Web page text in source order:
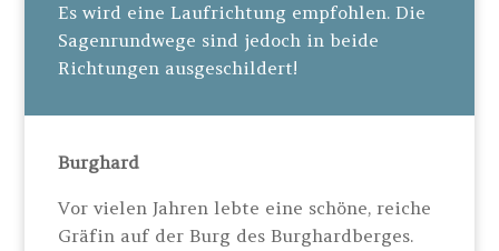
Es wird eine Laufrichtung empfohlen. Die
Sagenrundwege sind jedoch in beide
Richtungen ausgeschildert!
Burghard
Vor vielen Jahren lebte eine schöne, reiche
Gräfin auf der Burg des Burghardberges.